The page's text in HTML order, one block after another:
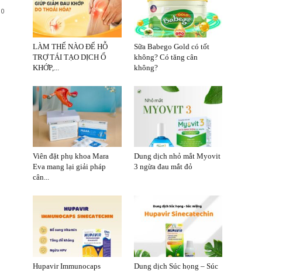
0
LÀM THẾ NÀO ĐỂ HỖ
TRỢ TÁI TẠO DỊCH Ổ
KHỚP,...
Sữa Babego Gold có tốt
không? Có tăng cân
không?
Viên đặt phụ khoa Mara
Eva mang lại giải pháp
cân...
Dung dịch nhỏ mắt Myovit
3 ngừa đau mắt đỏ
Hupavir Immunocaps
Dung dịch Súc họng – Súc